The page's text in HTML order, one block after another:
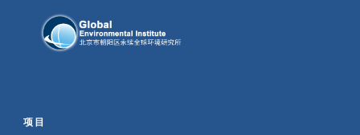
项目